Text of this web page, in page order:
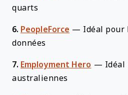
quarts
6. PeopleForce — Idéal pour
données
7. Employment Hero — Idéal
australiennes